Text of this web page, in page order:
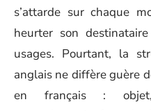
s’attarde sur chaque
heurter son
usages. Pourtant, la
anglais ne diffère guère
en français : objet,